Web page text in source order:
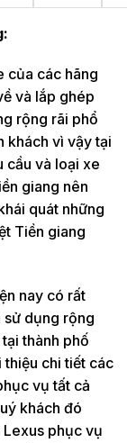
của các hãng
và lắp ghép
rộng rãi phổ
khách vì vậy tại
cầu và loại xe
giang nên
quát những
Tiền giang
nay có rất
sử dụng rộng
thành phố
thiệu chi tiết các
vụ tất cả
khách đó
phục vụ